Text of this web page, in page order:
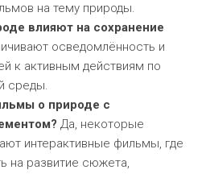
на тему природы.
влияют на сохранение
осведомлённость и
к активным действиям по
среды.
о природе с
Да, некоторые
интерактивные фильмы, где
на развитие сюжета,